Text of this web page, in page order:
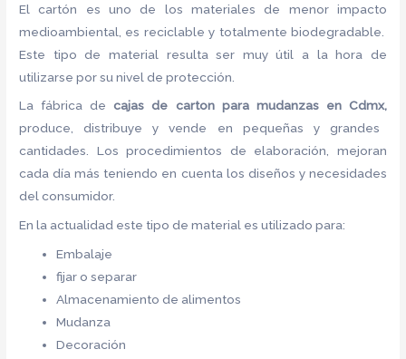
El cartón es uno de los materiales de menor impacto
medioambiental, es reciclable y totalmente biodegradable.
Este tipo de material resulta ser muy útil a la hora de
utilizarse por su nivel de protección.
La fábrica decajas de carton para mudanzas en Cdmx,
produce, distribuye y vende en pequeñas y grandes
cantidades. Los procedimientos de elaboración, mejoran
cada día más teniendo en cuenta los diseños y necesidades
del consumidor.
En la actualidad este tipo de material es utilizado para:
Embalaje
fijar o separar
Almacenamiento de alimentos
Mudanza
Decoración